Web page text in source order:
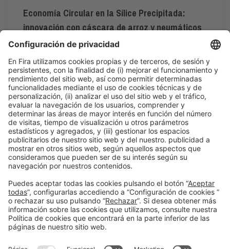
Economía Circular en la Sílice Precipitada:
innovación con cáscara de arroz y neumáticos
fuera de uso
Jue 4 16:30h - 17:00h
Smart Chemistry
Acceso público
Leer más